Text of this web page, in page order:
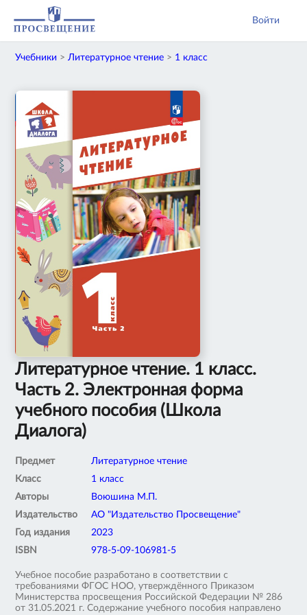
Войти
Учебники >Литературное чтение > 1 класс
Литературное чтение. 1 класс.
Часть 2. Электронная форма
учебного пособия (Школа
Диалога)
Предмет
Литературное чтение
Класс
1 класс
Авторы
Воюшина М.П.
Издательство
АО "Издательство Просвещение"
Год издания
2023
ISBN
978-5-09-106981-5
Учебное пособие разработано в соответствии с
требованиями ФГОС НОО, утверждённого Приказом
Министерства просвещения Российской Федерации № 286
от 31.05.2021 г. Содержание учебного пособия направлено